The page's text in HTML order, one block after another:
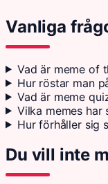
Vanliga
Vad är meme of
Hur röstar man
Vad är meme
Vilka memes har
Hur förhåller sig
Du vill inte